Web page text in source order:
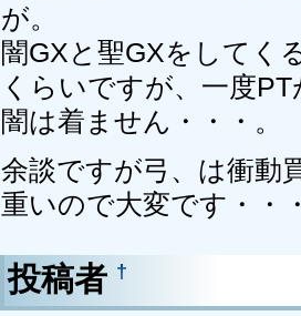
が。
闇GXと聖GXをしてく
くらいですが、一度
闇は着ません・・・。
余談ですが弓、は衝動
重いので大変です・・
投稿者 †